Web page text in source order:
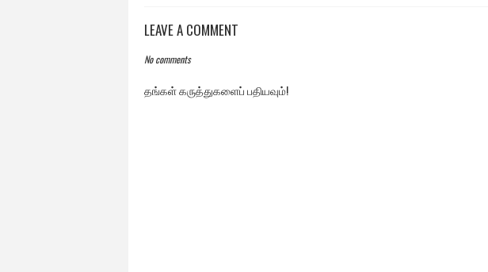
LEAVE A COMMENT
No comments
தங்கள் கருத்துகளைப் பதியவும்!